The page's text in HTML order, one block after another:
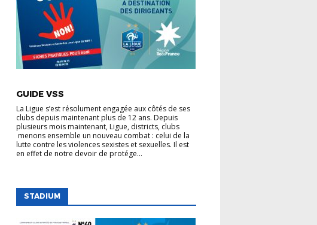
GUIDE VSS
La Ligue s’est résolument engagée aux côtés de ses
clubs depuis maintenant plus de 12 ans. Depuis
plusieurs mois maintenant, Ligue, districts, clubs
menons ensemble un nouveau combat : celui de la
lutte contre les violences sexistes et sexuelles. Il est
en effet de notre devoir de protége...
STADIUM